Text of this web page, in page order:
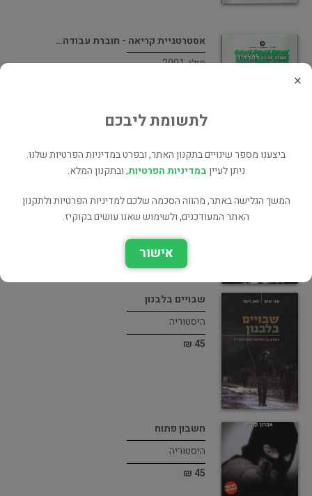
אסטרטגיית קריאה - חוברת עבודה…
מילי, 2001
לו אנדראס-סלומה - האשה מן…
45 ₪
שבויים בלבנון
היסטוריה
45 ₪
חשבון פתוח
היסטוריה
45 ₪
×
לתשומת ליבכם
ביצענו מספר שינויים בתקנון האתר, ובפרט במדיניות הפרטיות שלנו.
ניתן לעייןבמדיניות הפרטיות, ובתקנון המלא.
המשך הגלישה באתר, מהווה הסכמה שלכם למדיניות הפרטיות ולתקנון
האתר המעודכנים, ולשימוש שאנו עושים בקוקיז.
אישור